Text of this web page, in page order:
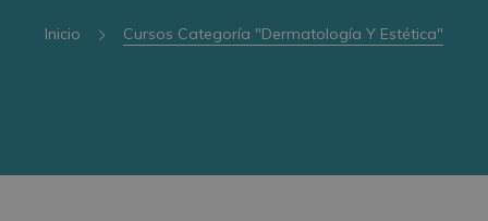
Inicio Cursos Categoría "Dermatología Y Estética"